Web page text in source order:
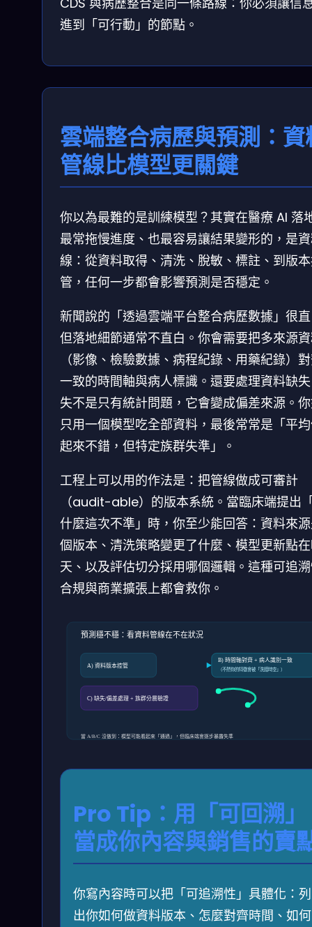
進到「可行動」的節點。
雲端整合病歷與預測：資
管線比模型更關鍵
你以為最難的是訓練模型？其實在醫療 AI 落
最常拖慢進度、也最容易讓結果變形的，是
線：從資料取得、清洗、脫敏、標註、到版
管，任何一步都會影響預測是否穩定。
新聞說的「透過雲端平台整合病歷數據」很
但落地細節通常不直白。你會需要把多來源
（影像、檢驗數據、病程紀錄、用藥紀錄）
一致的時間軸與病人標識。還要處理資料缺
失不是只有統計問題，它會變成偏差來源。
只用一個模型吃全部資料，最後常常是「平
起來不錯，但特定族群失準」。
工程上可以用的作法是：把管線做成可審計
（audit-able）的版本系統。當臨床端提出
什麼這次不準」時，你至少能回答：資料來
個版本、清洗策略變更了什麼、模型更新點
天、以及評估切分採用哪個邏輯。這種可追
合規與商業擴張上都會救你。
預測穩不穩：看資料管線在不在狀況
A) 資料版本控管
B) 時間軸對齊 + 病人識別一致
（不然你的特徵會被「洗錯時空」）
C) 缺失/偏差處理 + 族群分層驗證
當 A/B/C 沒做到：模型可能看起來「通過」，但臨床端會逐步暴露失準
Pro Tip：用「可回溯」
當成你內容與銷售的賣
你寫內容時可以把「可追溯性」具體化：列
出你如何做資料版本、怎麼對齊時間、如何